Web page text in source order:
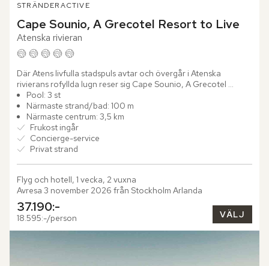
STRÄNDERACTIVE
Cape Sounio, A Grecotel Resort to Live
Atenska rivieran
Där Atens livfulla stadspuls avtar och övergår i Atenska
rivierans rofyllda lugn reser sig Cape Sounio, A Grecotel
Resort to Live. Hotellet ligger inbäddat i en grönskande bukt
vid...
Pool: 3 st
Närmaste strand/bad: 100 m
Närmaste centrum: 3,5 km
Frukost ingår
Concierge-service
Privat strand
Flyg och hotell, 1 vecka, 2 vuxna
Avresa 3 november 2026 från Stockholm Arlanda
37.190:-
18.595:-/person VÄLJ